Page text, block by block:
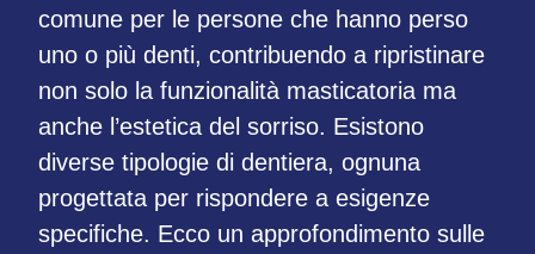
comune per le persone che hanno perso
uno o più denti, contribuendo a ripristinare
non solo la funzionalità masticatoria ma
anche l’estetica del sorriso. Esistono
diverse tipologie di dentiera, ognuna
progettata per rispondere a esigenze
specifiche. Ecco un approfondimento sulle